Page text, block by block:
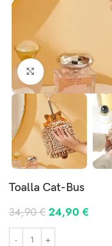
Clic para ampliar
Toalla Cat-Bus
34,90€24,90 €